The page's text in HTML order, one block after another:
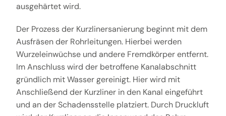
ausgehärtet wird.
Der Prozess der Kurzlinersanierung beginnt mit dem
Ausfräsen der Rohrleitungen. Hierbei werden
Wurzeleinwüchse und andere Fremdkörper entfernt.
Im Anschluss wird der betroffene Kanalabschnitt
gründlich mit Wasser gereinigt. Hier wird mit
Anschließend der Kurzliner in den Kanal eingeführt
und an der Schadensstelle platziert. Durch Druckluft